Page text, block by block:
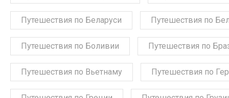
Путешествия по Беларуси Путешествия по
Путешествия по Боливии Путешествия по
Путешествия по Вьетнаму Путешествия по